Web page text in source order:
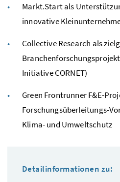
Markt.Start als
innovative
Collective Research als
Initiative CORNET)
Green FrontrunnerF&E-
Forschungsüberleitungs-
Klima- und Umweltschutz
Detailinformationen zu: